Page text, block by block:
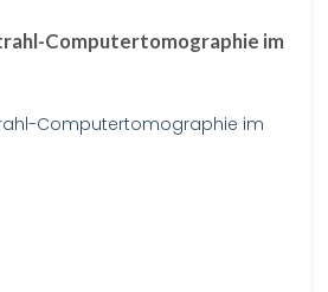
Computertomographie im